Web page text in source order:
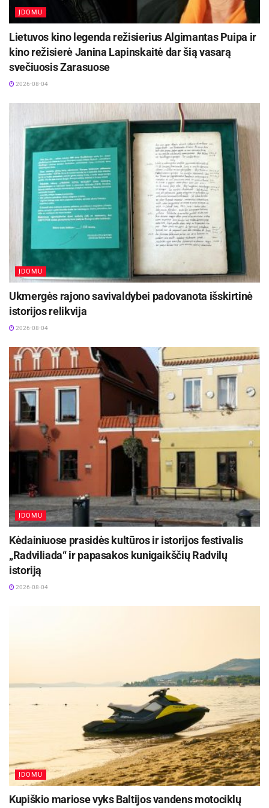
šiaudų, kitokie mokyklos pastatėliai pastatyti
ratu. Aplink miškas. Besišypsančios visų akys.
Buvo labai netikėta“, – pasakoja J. Jasiūnienė..
ĮDOMU
Lietuvos kino legenda režisierius Algimantas Puipa ir
kino režisierė Janina Lapinskaitė dar šią vasarą
svečiuosis Zarasuose
2026-08-04
ĮDOMU
Ukmergės rajono savivaldybei padovanota išskirtinė
istorijos relikvija
2026-08-04
ĮDOMU
Kėdainiuose prasidės kultūros ir istorijos festivalis
„Radviliada“ ir papasakos kunigaikščių Radvilų
istoriją
2026-08-04
ĮDOMU
Kupiškio mariose vyks Baltijos vandens motociklų